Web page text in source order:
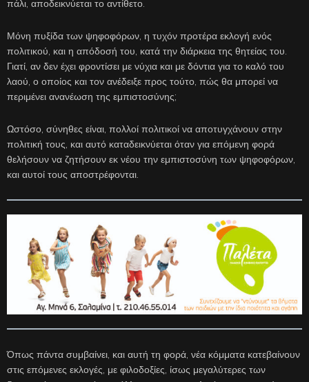
πάλι, αποδεικνύεται το αντίθετο.
Μόνη πυξίδα των ψηφοφόρων, η τυχόν προτέρα εκλογή ενός
πολιτικού, και η απόδοσή του, κατά την διάρκεια της θητείας του.
Γιατί, αν δεν έχει φροντίσει με νύχια και με δόντια για το καλό του
λαού, ο οποίος και τον ανέδειξε προς τούτο, πώς θα μπορεί να
περιμένει ανανέωση της εμπιστοσύνης;
Ωστόσο, σύνηθες είναι, πολλοί πολιτικοί να αποτυγχάνουν στην
πολιτική τους, και αυτό καταδεικνύεται όταν για επόμενη φορά
θελήσουν να ζητήσουν εκ νέου την εμπιστοσύνη των ψηφοφόρων,
και αυτοί τους αποστρέφονται.
Όπως πάντα συμβαίνει, και αυτή τη φορά, νέα κόμματα κατεβαίνουν
στις επόμενες εκλογές, με φιλοδοξίες, ίσως μεγαλύτερες των